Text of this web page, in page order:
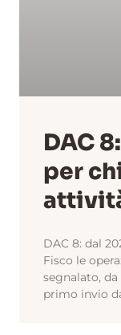
DAC
per
DAC 8: dal
Fisco le
segnalato,
primo invio